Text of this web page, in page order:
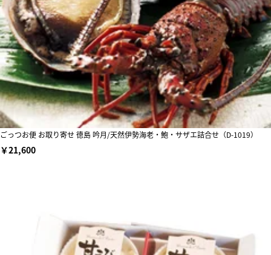
ごっつお便 お取り寄せ 徳島 吟月/天然伊勢海老・鮑・サザエ詰合せ（D-1019）
￥21,600